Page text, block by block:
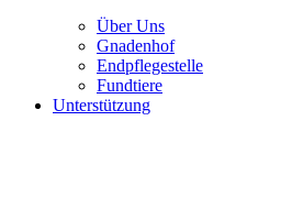
Über Uns
Gnadenhof
Endpflegestelle
Fundtiere
Unterstützung